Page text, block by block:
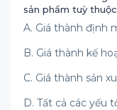
sản phẩm tuỳ
A. Giá thành định
B. Giá thành kế
C. Giá thành sản
D. Tất cả các yếu